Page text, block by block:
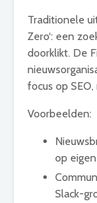
Traditionele
Zero‘: een
doorklikt. De
focus op
Voorbeelden:
op
Slack-